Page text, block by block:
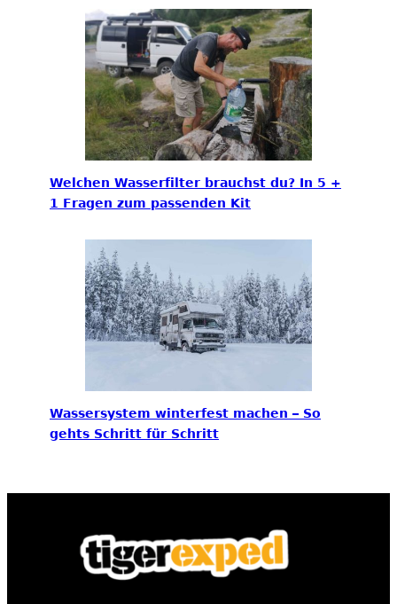
Welchen Wasserfilter brauchst du? In 5 +
1 Fragen zum passenden Kit
Wassersystem winterfest machen – So
gehts Schritt für Schritt